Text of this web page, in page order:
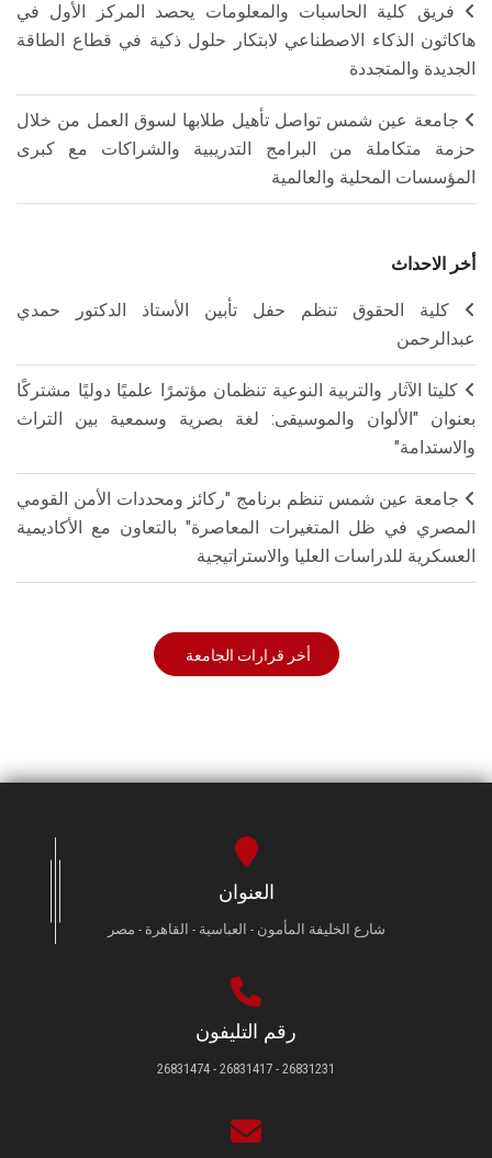
فريق كلية الحاسبات والمعلومات يحصد المركز الأول في
هاكاثون الذكاء الاصطناعي لابتكار حلول ذكية في قطاع الطاقة
الجديدة والمتجددة
جامعة عين شمس تواصل تأهيل طلابها لسوق العمل من خلال
حزمة متكاملة من البرامج التدريبية والشراكات مع كبرى
المؤسسات المحلية والعالمية
أخر الاحداث
كلية الحقوق تنظم حفل تأبين الأستاذ الدكتور حمدي
عبدالرحمن
كليتا الآثار والتربية النوعية تنظمان مؤتمرًا علميًا دوليًا مشتركًا
بعنوان "الألوان والموسيقى: لغة بصرية وسمعية بين التراث
والاستدامة"
جامعة عين شمس تنظم برنامج "ركائز ومحددات الأمن القومي
المصري في ظل المتغيرات المعاصرة" بالتعاون مع الأكاديمية
العسكرية للدراسات العليا والاستراتيجية
أخر قرارات الجامعة
العنوان
شارع الخليفة المأمون - العباسية - القاهرة - مصر
رقم التليفون
26831231 - 26831417 - 26831474